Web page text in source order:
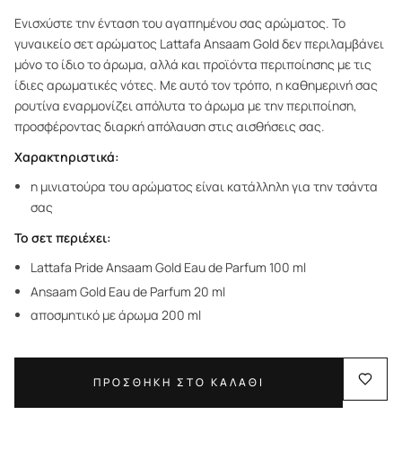
Ενισχύστε την ένταση του αγαπημένου σας αρώματος. Το
γυναικείο σετ αρώματος Lattafa Ansaam Gold δεν περιλαμβάνει
μόνο το ίδιο το άρωμα, αλλά και προϊόντα περιποίησης με τις
ίδιες αρωματικές νότες. Με αυτό τον τρόπο, η καθημερινή σας
ρουτίνα εναρμονίζει απόλυτα το άρωμα με την περιποίηση,
προσφέροντας διαρκή απόλαυση στις αισθήσεις σας.
Χαρακτηριστικά:
η μινιατούρα του αρώματος είναι κατάλληλη για την τσάντα
σας
Το σετ περιέχει:
Lattafa Pride Ansaam Gold Eau de Parfum 100 ml
Ansaam Gold Eau de Parfum 20 ml
αποσμητικό με άρωμα 200 ml
ΠΡΟΣΘΗΚΗ ΣΤΟ ΚΑΛΑΘΙ